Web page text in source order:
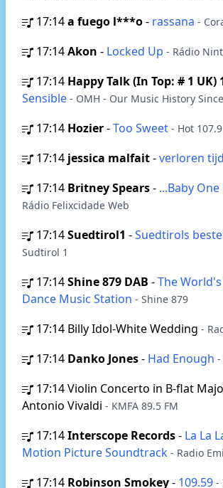
17:14a fuego l***o- rassana -
17:14Akon - Locked Up - Rádio
17:14 Happy Talk (In Top: # 1 UK)
Sensible - OMH - Our Music History
17:14 Hozier-Too Sweet - Hot
17:14 jessica malfait-verloren tijd
17:14 Britney Spears- ...Baby
Rádio Felixcidade Web
17:14Suedtirol1 -Suedtirols
Sudtirol 1
17:14Shine 879 DAB -The
Dance Music Station - Shine 879
17:14 Billy Idol-White Wedding -
17:14 Danko Jones- Had Enough -
17:14Violin Concerto in B-flat
Antonio Vivaldi - KMFA 89.5 FM
17:14Interscope Records- La La
Motion Picture Soundtrack - Radio
17:14 Robinson Smokey- 109.59 -